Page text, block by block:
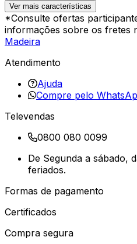
Ver mais características
*Consulte ofertas
informações sobre os fretes
Madeira
Atendimento
Ajuda
Compre pelo
Televendas
0800 080 0099
De Segunda a sábado,
feriados.
Formas de pagamento
Certificados
Compra segura